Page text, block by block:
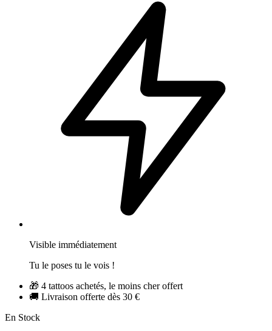
Visible immédiatement
Tu le poses tu le vois !
🎁 4 tattoos achetés, le moins cher offert
🚚 Livraison offerte dès 30 €
En Stock